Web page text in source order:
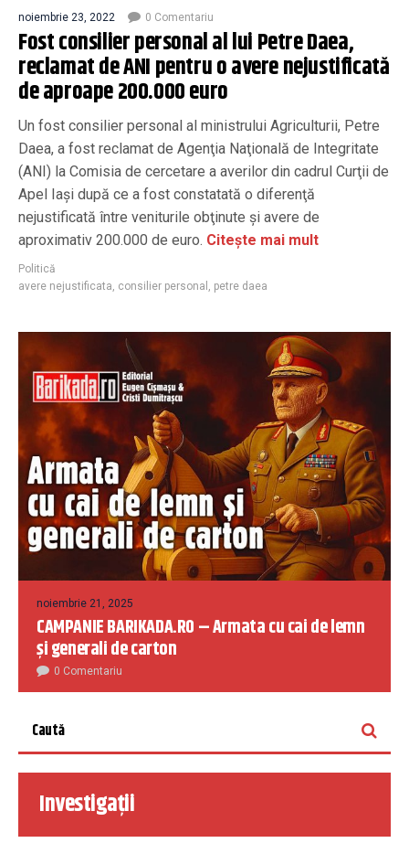
noiembrie 23, 2022 0 Comentariu
Fost consilier personal al lui Petre Daea,
reclamat de ANI pentru o avere nejustificată
de aproape 200.000 euro
Un fost consilier personal al ministrului Agriculturii, Petre
Daea, a fost reclamat de Agenţia Naţională de Integritate
(ANI) la Comisia de cercetare a averilor din cadrul Curţii de
Apel Iaşi după ce a fost constatată o diferenţă
nejustificată între veniturile obţinute şi avere de
aproximativ 200.000 de euro. Citește mai mult
Politică
avere nejustificata, consilier personal , petre daea
noiembrie 21, 2025
CAMPANIE BARIKADA.RO – Armata cu cai de lemn
și generali de carton
0 Comentariu
Investigații